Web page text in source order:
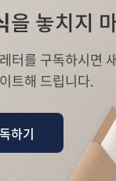
을 놓치지
터를 구독하시면
트해 드립니다.
하기